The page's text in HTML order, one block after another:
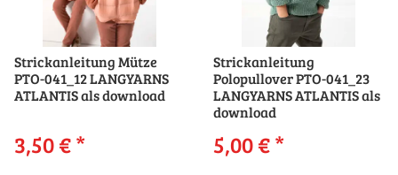
Strickanleitung Mütze
PTO-041_12 LANGYARNS
ATLANTIS als download
3,50 €*
Strickanleitung
Polopullover PTO-041_23
LANGYARNS ATLANTIS als
download
5,00 €*